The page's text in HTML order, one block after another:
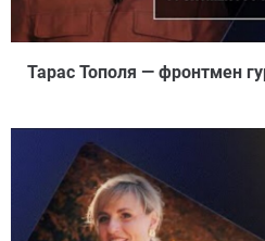
Тарас Тополя — фронтмен